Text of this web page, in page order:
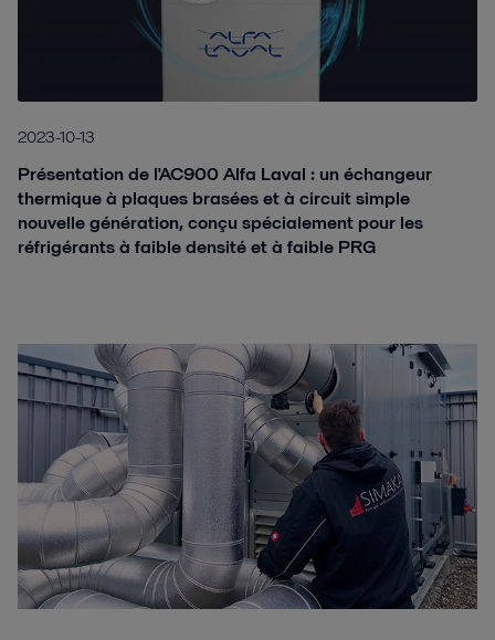
2023-10-13
Présentation de l'AC900 Alfa Laval : un échangeur
thermique à plaques brasées et à circuit simple
nouvelle génération, conçu spécialement pour les
réfrigérants à faible densité et à faible PRG